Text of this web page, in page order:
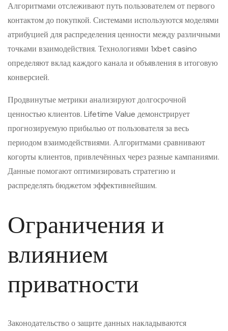
Алгоритмами отслеживают путь пользователем от первого
контактом до покупкой. Системами используются моделями
атрибуцией для распределения ценности между различными
точками взаимодействия. Технологиями 1xbet casino
определяют вклад каждого канала и объявления в итоговую
конверсией.
Продвинутые метрики анализируют долгосрочной
ценностью клиентов. Lifetime Value демонстрирует
прогнозируемую прибылью от пользователя за весь
периодом взаимодействиями. Алгоритмами сравнивают
когорты клиентов, привлечённых через разные кампаниями.
Данные помогают оптимизировать стратегию и
распределять бюджетом эффективнейшим.
Ограничения и
влиянием
приватности
Законодательство о защите данных накладываются